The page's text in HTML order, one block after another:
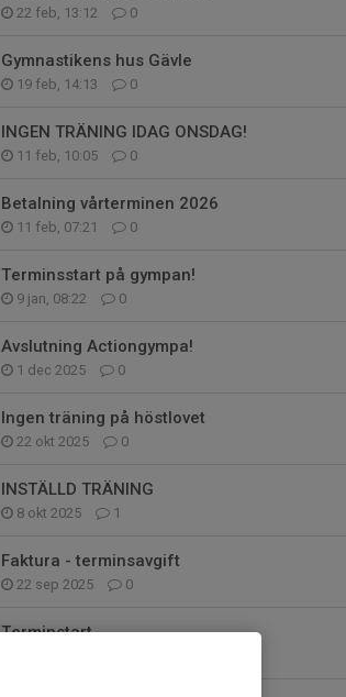
22 feb, 13:12 0
Gymnastikens hus Gävle
19 feb, 14:13 0
INGEN TRÄNING IDAG ONSDAG!
11 feb, 10:05 0
Betalning vårterminen 2026
11 feb, 07:21 0
Terminsstart på gympan!
9 jan, 08:22 0
Avslutning Actiongympa!
1 dec 2025 0
Ingen träning på höstlovet
22 okt 2025 0
INSTÄLLD TRÄNING
8 okt 2025 1
Faktura - terminsavgift
22 sep 2025 0
Terminstart